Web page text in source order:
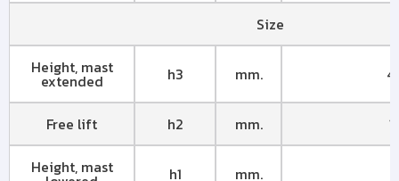
Size
Height, mast
extended h3 mm.
Free lift h2 mm.
Height, mast
h1 mm.